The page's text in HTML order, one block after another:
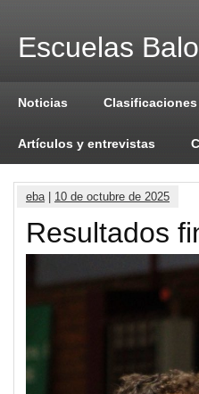
Escuelas
Noticias
Artículos y entrevistas
eba| 10 de octubre de 2025
Resultados